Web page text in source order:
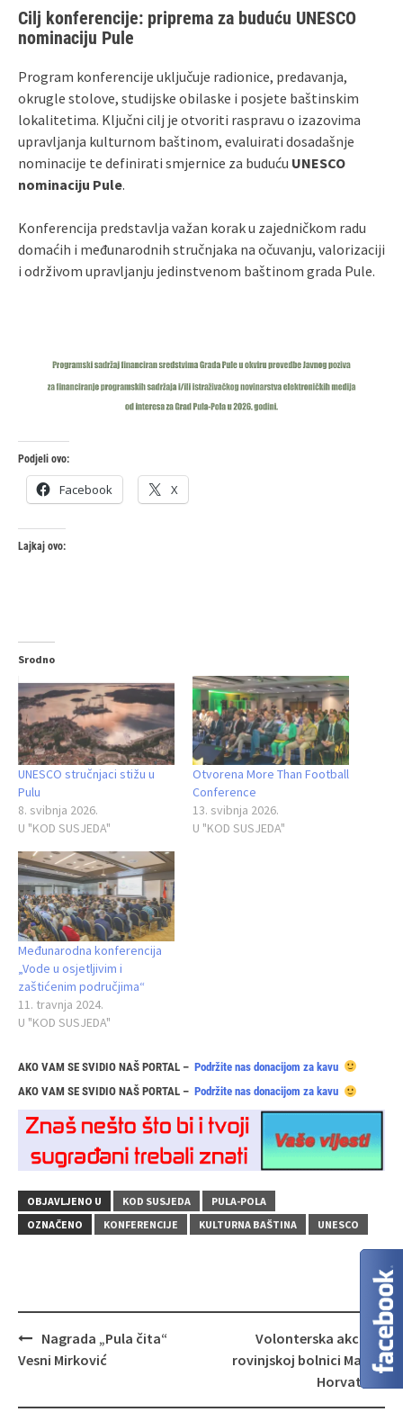
Cilj konferencije: priprema za buduću UNESCO
nominaciju Pule
Program konferencije uključuje radionice, predavanja,
okrugle stolove, studijske obilaske i posjete baštinskim
lokalitetima. Ključni cilj je otvoriti raspravu o izazovima
upravljanja kulturnom baštinom, evaluirati dosadašnje
nominacije te definirati smjernice za buduću UNESCO
nominaciju Pule.
Konferencija predstavlja važan korak u zajedničkom radu
domaćih i međunarodnih stručnjaka na očuvanju, valorizaciji
i održivom upravljanju jedinstvenom baštinom grada Pule.
Podjeli ovo:
Facebook X
Lajkaj ovo:
Srodno
UNESCO stručnjaci stižu u
Pulu
8. svibnja 2026.
U "KOD SUSJEDA"
Otvorena More Than Football
Conference
13. svibnja 2026.
U "KOD SUSJEDA"
Međunarodna konferencija
„Vode u osjetljivim i
zaštićenim područjima“
11. travnja 2024.
U "KOD SUSJEDA"
AKO VAM SE SVIDIO NAŠ PORTAL – Podržite nas donacijom za kavu
AKO VAM SE SVIDIO NAŠ PORTAL – Podržite nas donacijom za kavu
OBJAVLJENO U KOD SUSJEDA
PULA-POLA
OZNAČENO
KONFERENCIJE KULTURNA BAŠTINA UNESCO
Navigacija
objava
Nagrada „Pula čita“
Vesni Mirković
Volonterska akcija u
rovinjskoj bolnici Martin
Horvat